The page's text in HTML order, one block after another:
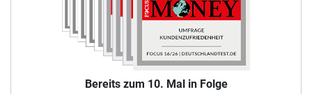
Bereits zum 10. Mal in Folge